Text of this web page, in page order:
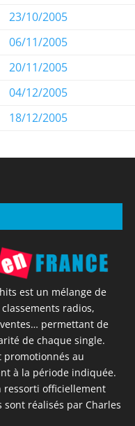
23/10/2005
06/11/2005
20/11/2005
04/12/2005
18/12/2005
est un mélange de
radios,
permettant de
de chaque single.
promotionnés au
à la période indiquée.
ressorti officiellement
sont réalisés par Charles